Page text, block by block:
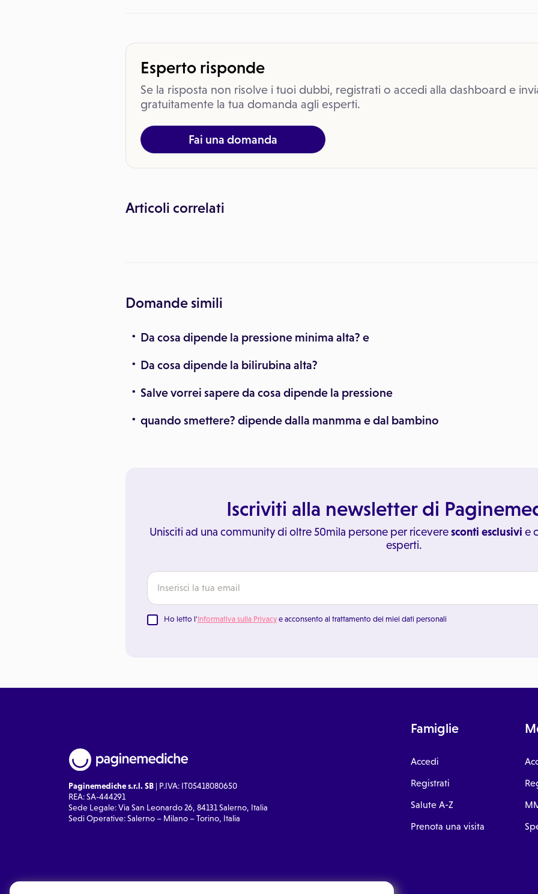
Esperto risponde
Se la risposta non risolve i tuoi dubbi, registrati o accedi alla dashboard e
gratuitamente la tua domanda agli esperti.
Fai una domanda
Articoli correlati
Domande simili
Da cosa dipende la pressione minima alta? e
Da cosa dipende la bilirubina alta?
Salve vorrei sapere da cosa dipende la pressione
quando smettere? dipende dalla manmma e dal bambino
Iscriviti alla newsletter di
Unisciti ad una community di oltre 50mila persone per riceveresconti esclusivi e
esperti.
Ho letto l'Informativa sulla Privacy e acconsento al trattamento dei miei dati personali
Paginemediche s.r.l. SB | P.IVA: IT05418080650
REA: SA-444291
Sede Legale: Via San Leonardo 26, 84131 Salerno, Italia
Sedi Operative: Salerno – Milano – Torino, Italia
Famiglie
Accedi
Registrati
Salute A-Z
Prenota una visita